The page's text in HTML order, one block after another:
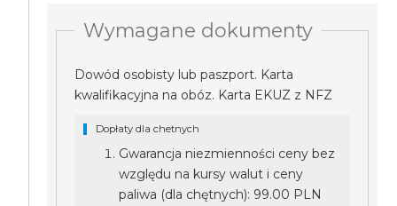
Wymagane dokumenty
Dowód osobisty lub paszport. Karta
kwalifikacyjna na obóz. Karta EKUZ z NFZ
Dopłaty dla chetnych
Gwarancja niezmienności ceny bez
względu na kursy walut i ceny
paliwa (dla chętnych): 99.00 PLN